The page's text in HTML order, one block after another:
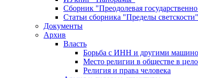
Сборник "Преодолевая
Статьи сборника "Пределы светскости"
Документы
Архив
Власть
Борьба с ИНН и другими
Место религии в обществе в
Религия и права человека